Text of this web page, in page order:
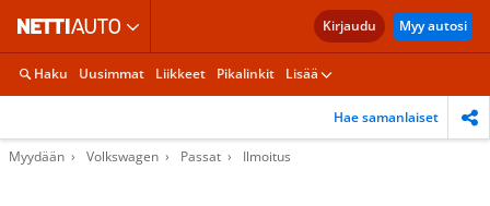
Kirjaudu Myy autosi
Haku Uusimmat Liikkeet Pikalinkit Lisää
Hae samanlaiset
Myydään Volkswagen Passat Ilmoitus